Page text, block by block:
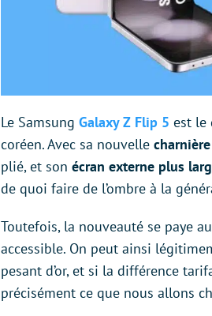
Le Samsung Galaxy Z Flip 5 est le
coréen. Avec sa nouvelle
plié, et son écran externe plus
de quoi faire de l’ombre à la
Toutefois, la nouveauté se paye
accessible. On peut ainsi
pesant d’or, et si la différence
précisément ce que nous allons